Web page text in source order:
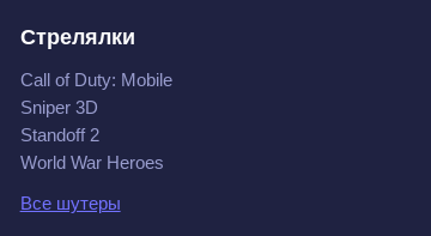
Стрелялки
Call of Duty: Mobile
Sniper 3D
Standoff 2
World War Heroes
Все шутеры